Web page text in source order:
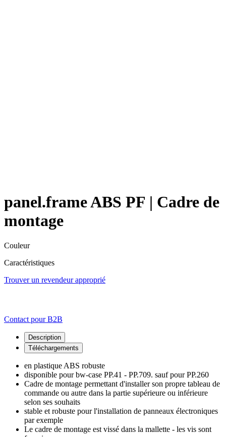
panel.frame ABS PF | Cadre de
montage
Couleur
Caractéristiques
Trouver un revendeur approprié
Contact pour B2B
Description
Téléchargements
en plastique ABS robuste
disponible pour bw-case PP.41 - PP.709. sauf pour PP.260
Cadre de montage permettant d'installer son propre tableau de
commande ou autre dans la partie supérieure ou inférieure
selon ses souhaits
stable et robuste pour l'installation de panneaux électroniques
par exemple
Le cadre de montage est vissé dans la mallette - les vis sont